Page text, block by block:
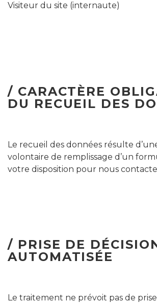
Visiteur du site (internaute)
/ CARACTÈRE
DU RECUEIL DES
Le recueil des données résulte
volontaire de remplissage d’un
votre disposition pour nous
/ PRISE DE
AUTOMATISÉE
Le traitement ne prévoit pas de